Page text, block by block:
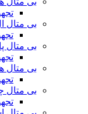
بی متال
بی متال
بی متال
بی متال